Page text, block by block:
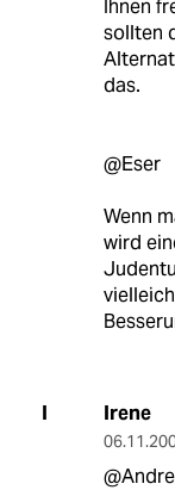
Ihnen
sollten
das.
@Eser
Wenn
wird
I Irene